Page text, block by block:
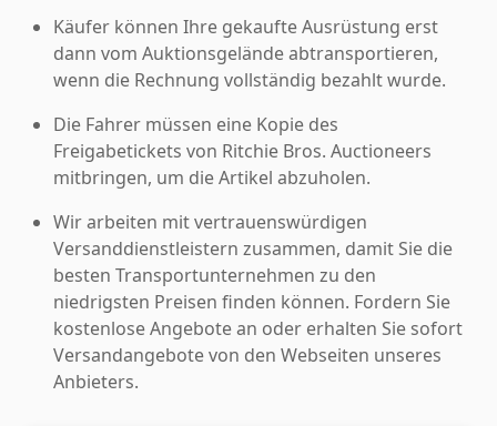
Käufer können Ihre gekaufte Ausrüstung erst
dann vom Auktionsgelände abtransportieren,
wenn die Rechnung vollständig bezahlt wurde.
Die Fahrer müssen eine Kopie des
Freigabetickets von Ritchie Bros. Auctioneers
mitbringen, um die Artikel abzuholen.
Wir arbeiten mit vertrauenswürdigen
Versanddienstleistern zusammen, damit Sie die
besten Transportunternehmen zu den
niedrigsten Preisen finden können. Fordern Sie
kostenlose Angebote an oder erhalten Sie sofort
Versandangebote von den Webseiten unseres
Anbieters.